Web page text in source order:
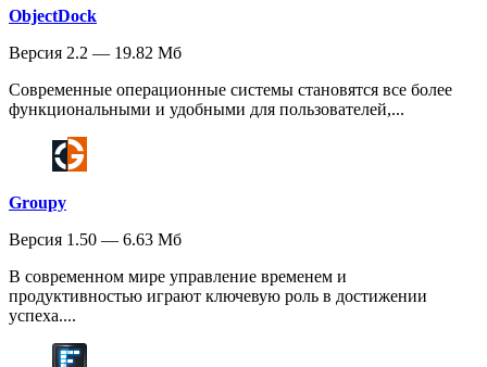
ObjectDock
Версия 2.2 — 19.82 Мб
Современные операционные системы становятся все более
функциональными и удобными для пользователей,...
Groupy
Версия 1.50 — 6.63 Мб
В современном мире управление временем и
продуктивностью играют ключевую роль в достижении
успеха....